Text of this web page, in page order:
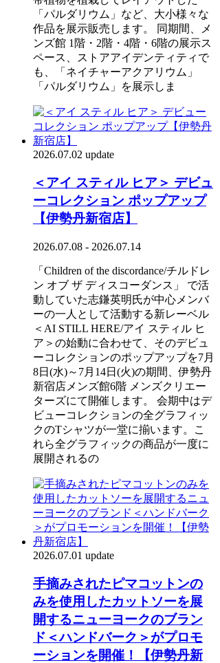
「パルダリウム」など、大小様々な
作品を展示販売します。 同期間、メ
ンズ館 1階・2階・4階・6階の展示ス
ペース、ストアアイデンティティで
も、「ネイチャーアクアリウム」
「パルダリウム」を展示しま
2026.07.02 update
＜アイ スティル ヒア＞ デビュ
ーコレクション ポップアップ
【伊勢丹新宿店】
2026.07.08 - 2026.07.14
「Children of the discordance/チルドレ
ン オブ ザ ディスコーダンス」 で活
動していた志鎌英明氏が中心メンバ
ーの一人として活動する新レーベル
＜AI STILL HERE/アイ スティル ヒ
ア＞の始動に合わせて、そのデビュ
ーコレクションのポップアップを7月
8日(水)～7月14日(火)の期間、伊勢丹
新宿店メンズ館6階 メンズクリエー
ターズにて開催します。 会期中はデ
ビューコレクションの全グラフィッ
クのTシャツが一堂に揃います。こ
れら全グラフィックの商品が一度に
展開されるの
2026.07.01 update
手摘みされたピマコットンの
みを使用したカットソーを展
開するニューヨークのブラン
ド＜ハンドバーク＞がプロモ
ーションを開催！【伊勢丹新